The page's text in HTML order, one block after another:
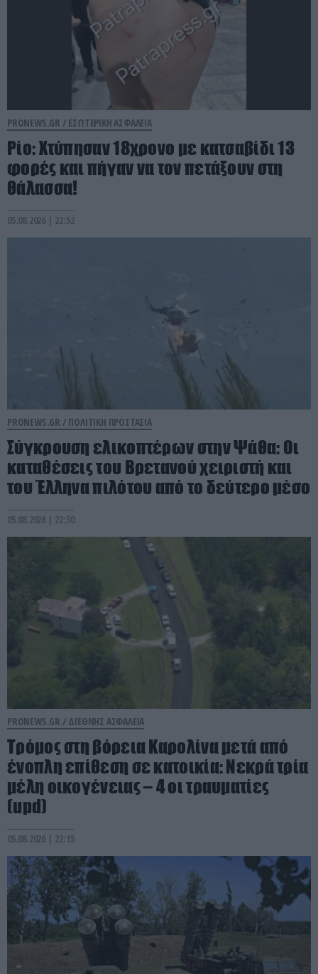
PRONEWS.GR / ΕΣΩΤΕΡΙΚΗ ΑΣΦΑΛΕΙΑ
Ρίο: Χτύπησαν 18χρονο με κατσαβίδι 13
φορές και πήγαν να τον πετάξουν στη
θάλασσα!
05.08.2026 | 22:52
PRONEWS.GR / ΠΟΛΙΤΙΚΗ ΠΡΟΣΤΑΣΙΑ
Σύγκρουση ελικοπτέρων στην Ψάθα: Οι
καταθέσεις του Βρετανού χειριστή και
του Έλληνα πιλότου από το δεύτερο μέσο
05.08.2026 | 22:30
PRONEWS.GR / ΔΙΕΘΝΗΣ ΑΣΦΑΛΕΙΑ
Τρόμος στη βόρεια Καρολίνα μετά από
ένοπλη επίθεση σε κατοικία: Νεκρά τρία
μέλη οικογένειας – 4 οι τραυματίες
(upd)
05.08.2026 | 22:15